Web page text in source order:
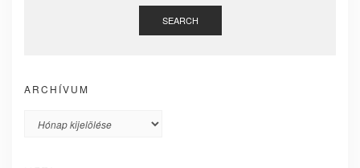
SEARCH
ARCHÍVUM
Archívum